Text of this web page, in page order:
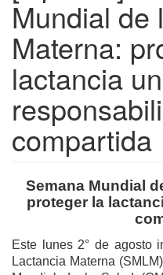
Mundial de
Materna:
lactancia
compartida
Semana Mundial
proteger la
Este lunes 2° de agosto
Lactancia Materna